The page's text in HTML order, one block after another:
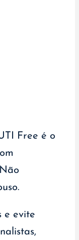
Free é o
e evite